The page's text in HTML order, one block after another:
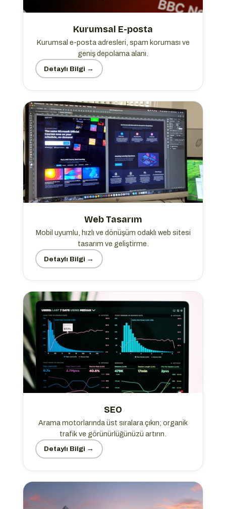
Kurumsal E-posta
Kurumsal e-posta adresleri, spam koruması ve
geniş depolama alanı.
Detaylı Bilgi →
Web Tasarım
Mobil uyumlu, hızlı ve dönüşüm odaklı web sitesi
tasarım ve geliştirme.
Detaylı Bilgi →
SEO
Arama motorlarında üst sıralara çıkın; organik
trafik ve görünürlüğünüzü artırın.
Detaylı Bilgi →